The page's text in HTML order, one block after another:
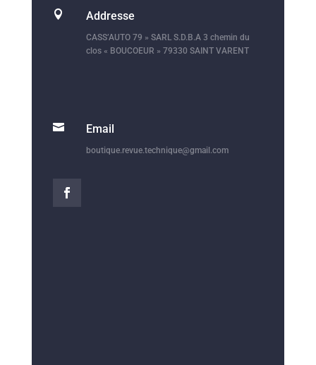
 Addresse
CASS’AUTO 79 » SARL S.D.B.A 3 chemin du
clos « BOUCOEUR » 79330 SAINT VARENT
 Email
boutique.revue.technique@gmail.com